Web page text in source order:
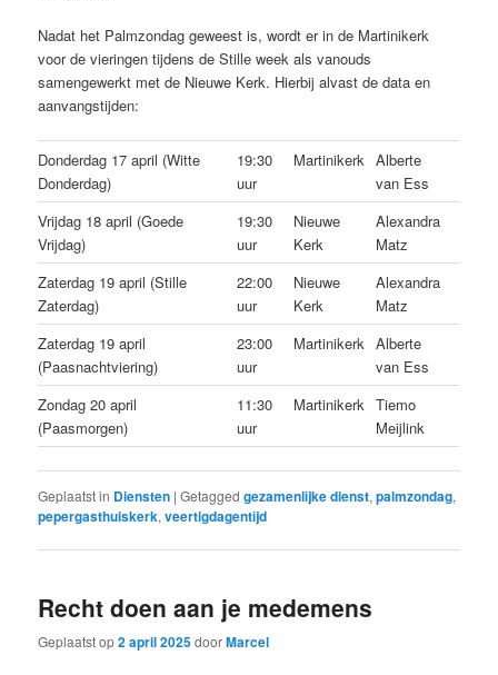
Nadat het Palmzondag geweest is, wordt er in de Martinikerk
voor de vieringen tijdens de Stille week als vanouds
samengewerkt met de Nieuwe Kerk. Hierbij alvast de data en
aanvangstijden:
Donderdag 17 april (Witte
Donderdag)
19:30
uur
Martinikerk Alberte
van Ess
Vrijdag 18 april (Goede
Vrijdag)
19:30
uur
Nieuwe
Kerk
Alexandra
Matz
Zaterdag 19 april (Stille
Zaterdag)
22:00
uur
Nieuwe
Kerk
Alexandra
Matz
Zaterdag 19 april
(Paasnachtviering)
23:00
uur
Martinikerk Alberte
van Ess
Zondag 20 april
(Paasmorgen)
11:30
uur
Martinikerk Tiemo
Meijlink
Geplaatst in Diensten |Getagged gezamenlijke dienst,palmzondag,
pepergasthuiskerk,veertigdagentijd
Recht doen aan je medemens
Geplaatst op2 april 2025doorMarcel